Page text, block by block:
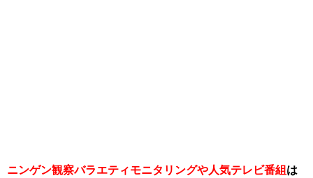
ニンゲン観察バラエティモニタリングや人気テレビ番組 は